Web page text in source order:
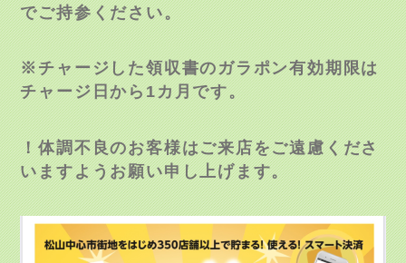
でご持参ください。
※チャージした領収書のガラポン有効期限は
チャージ日から1カ月です。
！体調不良のお客様はご来店をご遠慮くださ
いますようお願い申し上げます。